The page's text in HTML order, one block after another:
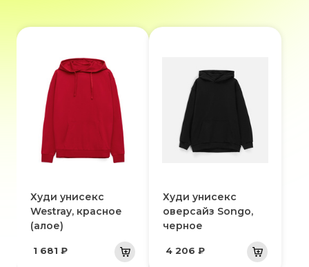
Худи унисекс
Westray, красное
(алое)
1 681 ₽
Худи унисекс
оверсайз Songo,
черное
4 206 ₽